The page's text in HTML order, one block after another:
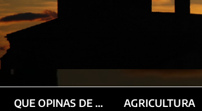
QUE OPINAS DE … AGRICULTURA